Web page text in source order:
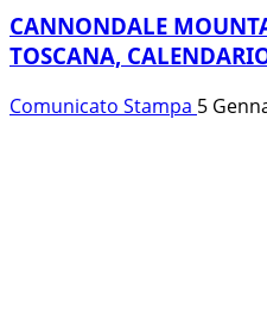
CANNONDALE
TOSCANA,
Comunicato Stampa 5